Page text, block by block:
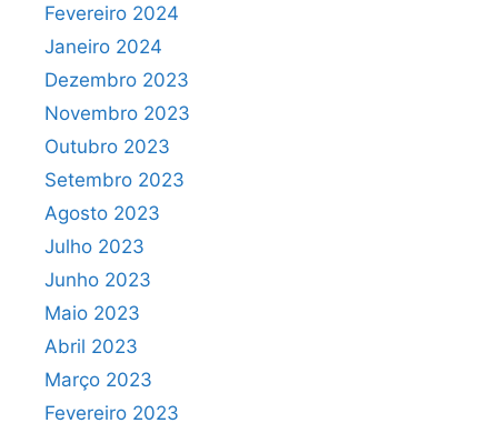
Fevereiro 2024
Janeiro 2024
Dezembro 2023
Novembro 2023
Outubro 2023
Setembro 2023
Agosto 2023
Julho 2023
Junho 2023
Maio 2023
Abril 2023
Março 2023
Fevereiro 2023